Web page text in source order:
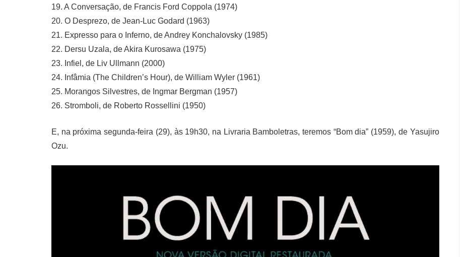
19. A Conversação, de Francis Ford Coppola (1974)
20. O Desprezo, de Jean-Luc Godard (1963)
21. Expresso para o Inferno, de Andrey Konchalovsky (1985)
22. Dersu Uzala, de Akira Kurosawa (1975)
23. Infiel, de Liv Ullmann (2000)
24. Infâmia (The Children’s Hour), de William Wyler (1961)
25. Morangos Silvestres, de Ingmar Bergman (1957)
26. Stromboli, de Roberto Rossellini (1950)
E, na próxima segunda-feira (29), às 19h30, na Livraria Bamboletras, teremos “Bom dia” (1959), de Yasujiro
Ozu.